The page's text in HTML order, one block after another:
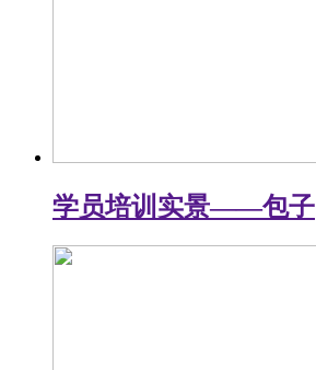
学员培训实景——包子